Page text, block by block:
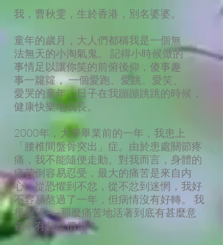
我，曹秋雯，生於香港，別名婆婆。
童年的歲月，大人們都稱我是一個無
法無天的小淘氣鬼。 記得小時候做的
事情足以讓你笑的前俯後仰，傻事趣
事一籮籮， 一個愛跑、愛跳、愛笑、
愛哭的童年，日子在我蹦蹦跳跳的時候，
健康快樂地成長。
2000年，大學畢業前的一年，我患上
「腰椎間盤骨突出」症。由於患處關節疼
痛，我不能隨便走動。對我而言，身體的
痛苦倒容易忍受，最大的痛苦是來自内
心。從恐懼到不忿，從不忿到迷惘，我好
不容易熬過了一年，但病情沒有好轉。 我
很絕望──那麼痛苦地活著到底有甚麼意
義？有甚麼價值？